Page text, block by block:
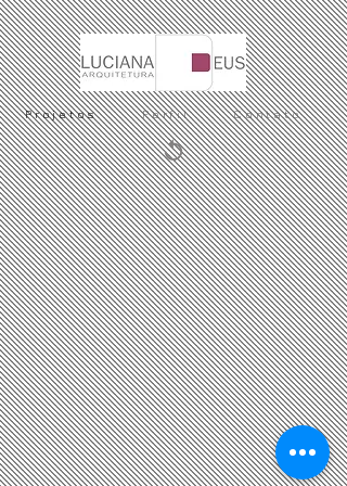
Projetos Perfil Contato
Condomínio Sagui I Casa da Gameleira
Condomínio Sagui II